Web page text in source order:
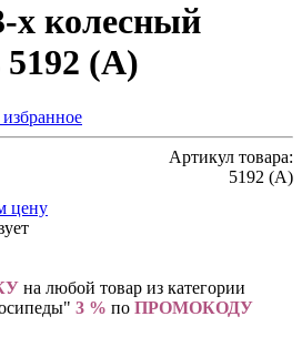
х колесный
(A)
Артикул товара:
5192 (A)
цену
на любой товар из категории
3 % по ПРОМОКОДУ